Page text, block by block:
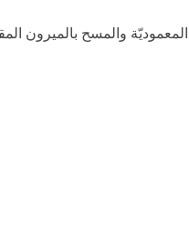
والمسح بالميرون